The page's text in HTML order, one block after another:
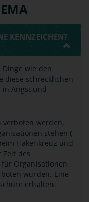
KENNZEICHEN?
wie den
diese schrecklichen
Angst und
verboten werden,
stehen (
Hakenkreuz und
Zeit des
Organisationen
wurden. Eine
erhalten.